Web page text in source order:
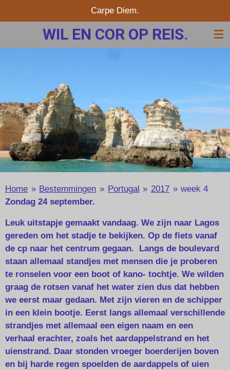
direct
de
WIL EN COR OP REIS.
Carpe Diem.
Home » Bestemmingen » Portugal » 2017 » week 4
Zondag 24 september.
Leuk uitstapje gemaakt vandaag. We zijn naar Lagos
gereden om het stadje te bekijken. Op de fiets vanaf
de cp naar het centrum gegaan. Langs de boulevard
staan allemaal standjes met mensen die je proberen
te ronselen voor een boot of kano- tochtje. We wilden
graag de rotsen vanaf het water zien dus dat hebben
we eerst maar gedaan. Met zijn vieren en de schipper
in een klein bootje. Eerst langs allemaal verschillende
strandjes met allemaal een eigen naam en een
verhaal erachter, zoals het aardappelstrand en het
uienstrand. Daar stonden vroeger boerderijen boven
en bij harde regen spoelden de aardappels of uien